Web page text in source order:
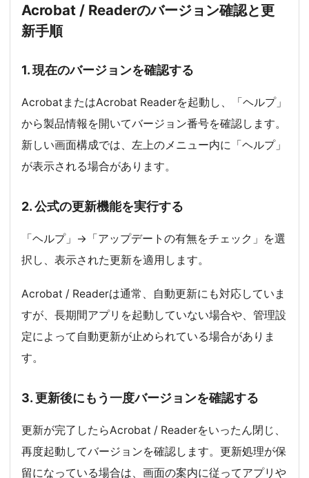
Acrobat / Readerのバージョン確認と更
新手順
1. 現在のバージョンを確認する
AcrobatまたはAcrobat Readerを起動し、「ヘルプ」
から製品情報を開いてバージョン番号を確認します。
新しい画面構成では、左上のメニュー内に「ヘルプ」
が表示される場合があります。
2. 公式の更新機能を実行する
「ヘルプ」→「アップデートの有無をチェック」を選
択し、表示された更新を適用します。
Acrobat / Readerは通常、自動更新にも対応していま
すが、長期間アプリを起動していない場合や、管理設
定によって自動更新が止められている場合がありま
す。
3. 更新後にもう一度バージョンを確認する
更新が完了したらAcrobat / Readerをいったん閉じ、
再度起動してバージョンを確認します。更新処理が保
留になっている場合は、画面の案内に従ってアプリや